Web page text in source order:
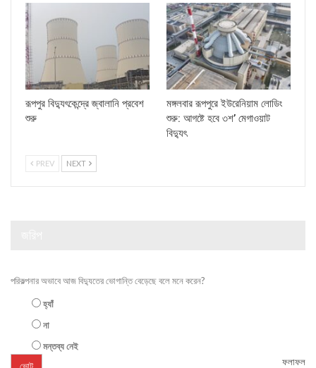
রূপপুর বিদ্যুৎকেন্দ্রে জ্বালানি প্রবেশ
শুরু
মঙ্গলবার রূপপুরে ইউরেনিয়াম লোডিং
শুরু: আগষ্টে হবে ৩শ’ মেগাওয়াট
বিদ্যুৎ
PREV NEXT
পরিকল্পনার অভাবে আজ বিদ্যুতের ভোগান্তি বেড়েছে বলে মনে করেন?
হ্যাঁ
না
মন্তব্য নেই
ফলাফল